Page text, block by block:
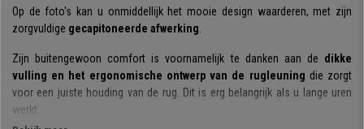
Op de foto's kan u onmiddellijk het mooie design waarderen, met zijn
zorgvuldige gecapitoneerde afwerking.
Zijn buitengewoon comfort is voornamelijk te danken aan de dikke
vulling en het ergonomische ontwerp van de rugleuning die zorgt
voor een juiste houding van de rug. Dit is erg belangrijk als u lange uren
werkt.